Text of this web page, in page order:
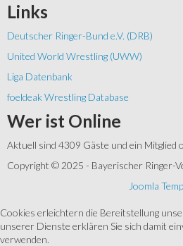
Links
Deutscher Ringer-Bund e.V. (DRB)
United World Wrestling (UWW)
Liga Datenbank
foeldeak Wrestling Database
Wer ist Online
Aktuell sind 4309 Gäste und ein Mitglied
Copyright © 2025 - Bayerischer Ringer-
Joomla
Cookies erleichtern die Bereitstellung
unserer Dienste erklären Sie sich damit
verwenden.